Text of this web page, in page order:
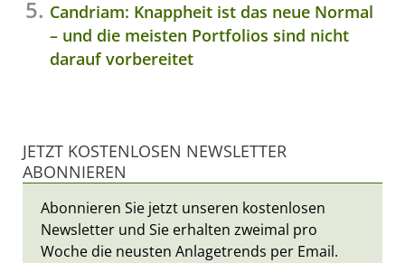
Candriam: Knappheit ist das neue Normal
– und die meisten Portfolios sind nicht
darauf vorbereitet
JETZT KOSTENLOSEN NEWSLETTER
ABONNIEREN
Abonnieren Sie jetzt unseren kostenlosen
Newsletter und Sie erhalten zweimal pro
Woche die neusten Anlagetrends per Email.